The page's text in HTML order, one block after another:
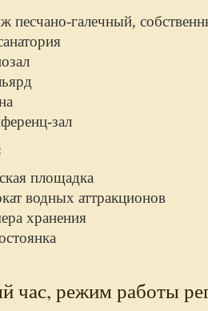
песчано-галечный,
зал
площадка
водных аттракционов
хранения
час, режим работы